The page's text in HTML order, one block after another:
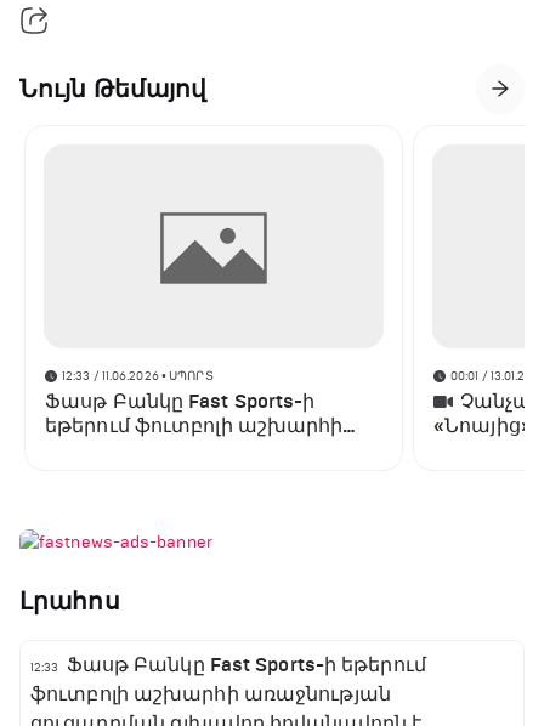
Նույն Թեմայով
12:33 / 11.06.2026• ՍՊՈՐՏ
Ֆասթ Բանկը Fast Sports-ի
եթերում ֆուտբոլի աշխարհի
00:01 /
«Նոայից»
Լրահոս
12:33
Ֆասթ Բանկը Fast Sports-ի եթերում
ֆուտբոլի աշխարհի առաջնության